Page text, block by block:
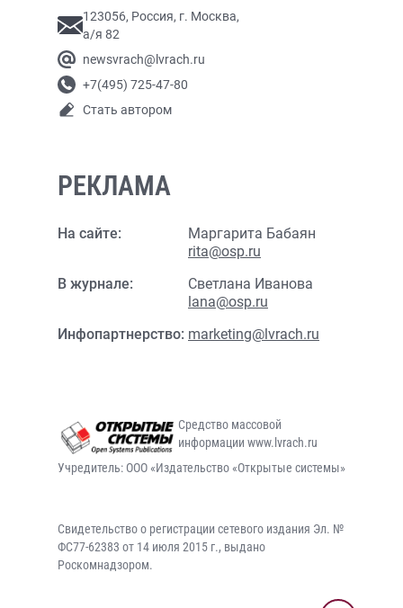
123056, Россия, г. Москва,
а/я 82
newsvrach@lvrach.ru
+7(495) 725-47-80
Стать автором
РЕКЛАМА
На сайте:
Маргарита Бабаян
rita@osp.ru
В журнале:
Светлана Иванова
lana@osp.ru
Инфопартнерство: marketing@lvrach.ru
Средство массовой
информации www.lvrach.ru
Учредитель: ООО «Издательство «Открытые системы»
Свидетельство о регистрации сетевого издания Эл. №
ФС77-62383 от 14 июля 2015 г., выдано
Роскомнадзором.